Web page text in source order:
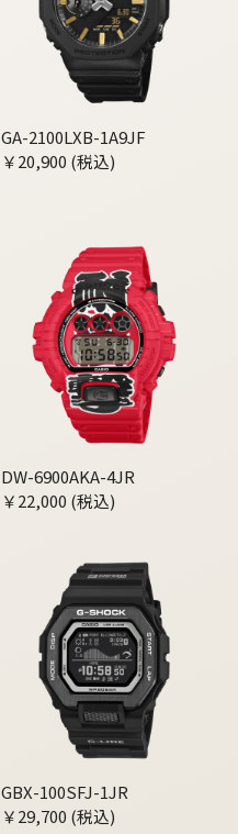
GA-2100LXB-1A9JF
￥20,900 (税込)
DW-6900AKA-4JR
￥22,000 (税込)
GBX-100SFJ-1JR
￥29,700 (税込)